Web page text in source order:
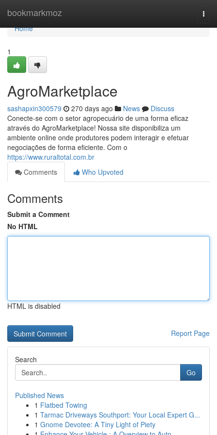
bookmarkmoz
Home
Home
1
AgroMarketplace
sashapxin300579 270 days ago News
Discuss
Conecte-se com o setor agropecuário de uma forma eficaz
através do AgroMarketplace! Nossa site disponibiliza um
ambiente online onde produtores podem interagir e efetuar
negociações de forma eficiente. Com o
https://www.ruraltotal.com.br
Comments
Who Upvoted
Comments
Submit a Comment
No HTML
HTML is disabled
Report Page
Search
Go
Published News
1 Flatbed Towing
1 Tarmac Driveways Southport: Your Local Expert G...
1 Gnome Devotee: A Tiny Light of Piety